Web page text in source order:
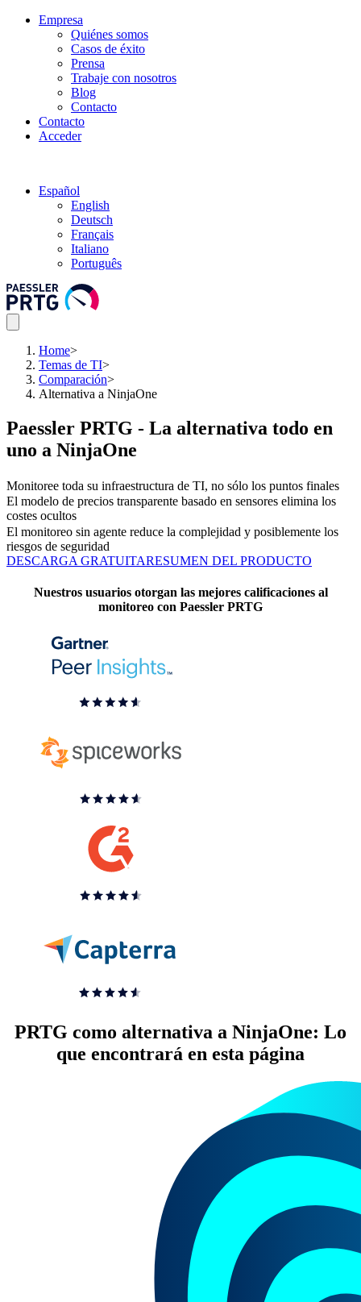
Empresa
Quiénes somos
Casos de éxito
Prensa
Trabaje con nosotros
Blog
Contacto
Contacto
Acceder
Español
English
Deutsch
Français
Italiano
Português
Home>
Temas de TI>
Comparación>
Alternativa a NinjaOne
Paessler PRTG - La alternativa todo en
uno a NinjaOne
Monitoree toda su infraestructura de TI, no sólo los puntos finales
El modelo de precios transparente basado en sensores elimina los
costes ocultos
El monitoreo sin agente reduce la complejidad y posiblemente los
riesgos de seguridad
DESCARGA GRATUITARESUMEN DEL PRODUCTO
Nuestros usuarios otorgan las mejores calificaciones al
monitoreo con Paessler PRTG
PRTG como alternativa a NinjaOne: Lo
que encontrará en esta página